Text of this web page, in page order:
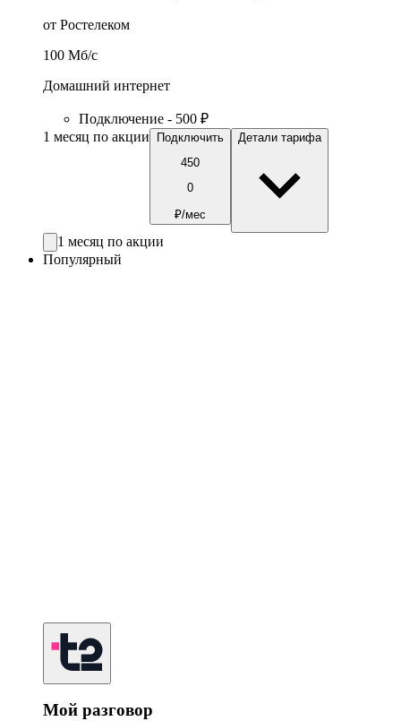
от Ростелеком
100 Мб/c
Домашний интернет
Подключение - 500 ₽
1 месяц по акции
Подключить
450
0
₽/мес
Детали тарифа
1 месяц по акции
Популярный
Мой разговор